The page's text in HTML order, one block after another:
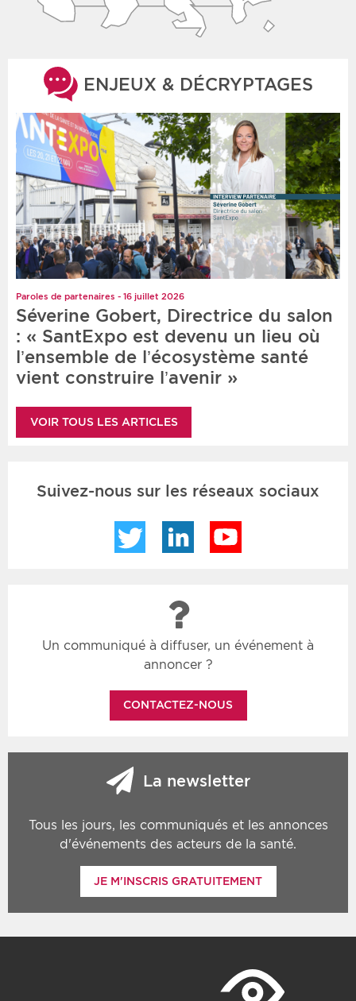
ENJEUX & DÉCRYPTAGES
Paroles de partenaires - 16 juillet 2026
Séverine Gobert, Directrice du salon
: « SantExpo est devenu un lieu où
l’ensemble de l’écosystème santé
vient construire l’avenir »
VOIR TOUS LES ARTICLES
Suivez-nous sur les réseaux sociaux
Twitter LinkedIn
Un communiqué à diffuser, un événement à
annoncer ?
CONTACTEZ-NOUS
La newsletter
Tous les jours, les communiqués et les annonces
d'événements des acteurs de la santé.
JE M'INSCRIS GRATUITEMENT